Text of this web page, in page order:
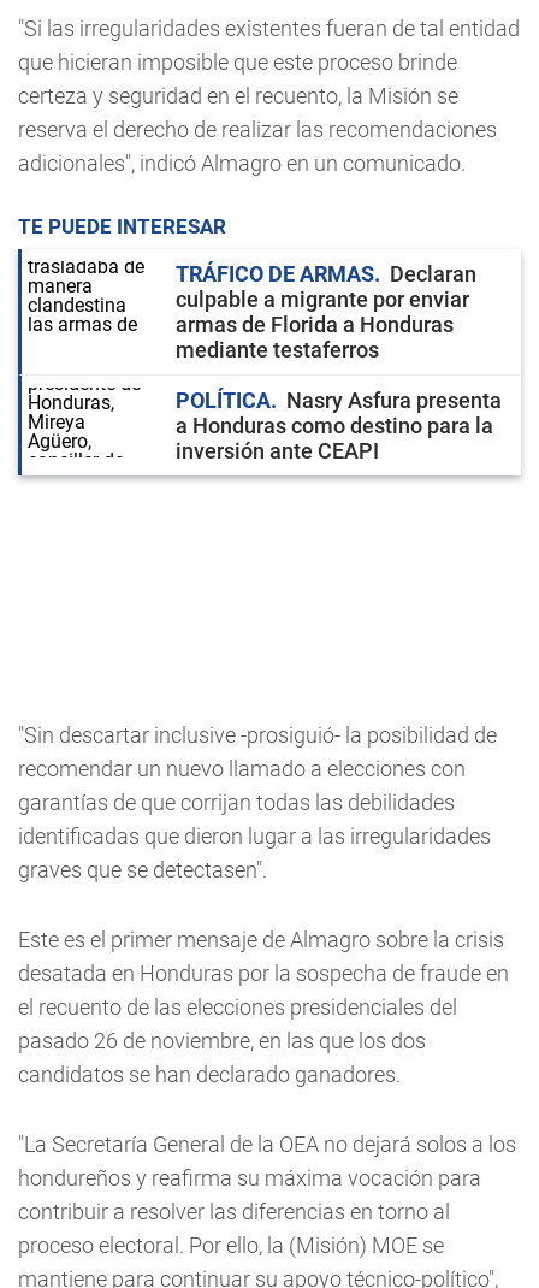
"Si las irregularidades existentes fueran de tal entidad
que hicieran imposible que este proceso brinde
certeza y seguridad en el recuento, la Misión se
reserva el derecho de realizar las recomendaciones
adicionales", indicó Almagro en un comunicado.
TE PUEDE INTERESAR
TRÁFICO DE ARMAS
Declaran
culpable a migrante por enviar
armas de Florida a Honduras
mediante testaferros
POLÍTICA
Nasry Asfura presenta
a Honduras como destino para la
inversión ante CEAPI
"Sin descartar inclusive -prosiguió- la posibilidad de
recomendar un nuevo llamado a elecciones con
garantías de que corrijan todas las debilidades
identificadas que dieron lugar a las irregularidades
graves que se detectasen".
Este es el primer mensaje de Almagro sobre la crisis
desatada en Honduras por la sospecha de fraude en
el recuento de las elecciones presidenciales del
pasado 26 de noviembre, en las que los dos
candidatos se han declarado ganadores.
"La Secretaría General de la OEA no dejará solos a los
hondureños y reafirma su máxima vocación para
contribuir a resolver las diferencias en torno al
proceso electoral. Por ello, la (Misión) MOE se
mantiene para continuar su apoyo técnico-político",